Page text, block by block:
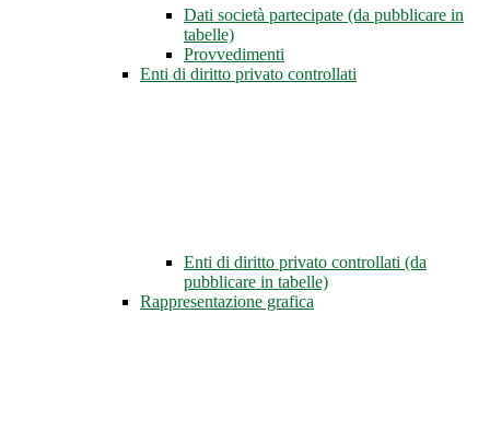
Dati società partecipate (da pubblicare in
tabelle)
Provvedimenti
Enti di diritto privato controllati
Enti di diritto privato controllati (da
pubblicare in tabelle)
Rappresentazione grafica